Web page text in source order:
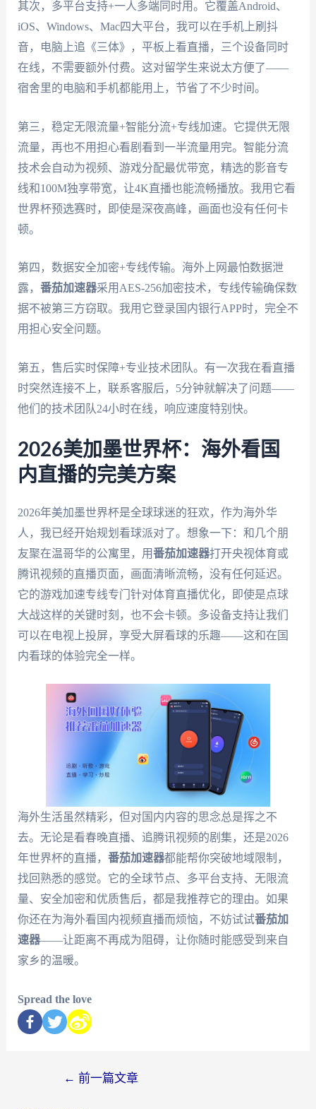
其次，多平台支持+一人多端同时用。它覆盖Android、
iOS、Windows、Mac四大平台，我可以在手机上刷抖
音，电脑上追《三体》，平板上看直播，三个设备同时
在线，不需要额外付费。这对留学生来说太方便了——
宿舍里的电脑和手机都能用上，节省了不少时间。
第三，稳定无限流量+智能分流+专线加速。它提供无限
流量，再也不用担心看剧看到一半流量用完。智能分流
技术会自动为视频、游戏分配最优带宽，精选的影音专
线和100M独享带宽，让4K直播也能流畅播放。我用它看
世界杯预选赛时，即使是深夜高峰，画面也没有任何卡
顿。
第四，数据安全加密+专线传输。海外上网最怕数据泄
露， 番茄加速器采用AES-256加密技术，专线传输确保数
据不被第三方窃取。我用它登录国内银行APP时，完全不
用担心安全问题。
第五，售后实时保障+专业技术团队。有一次我在看直播
时突然连接不上，联系客服后，5分钟就解决了问题——
他们的技术团队24小时在线，响应速度特别快。
2026美加墨世界杯：海外看国
内直播的完美方案
2026年美加墨世界杯是全球球迷的狂欢，作为海外华
人，我已经开始规划看球派对了。想象一下：和几个朋
友聚在温哥华的公寓里，用番茄加速器打开央视体育或
腾讯视频的直播页面，画面清晰流畅，没有任何延迟。
它的游戏加速专线专门针对体育直播优化，即使是点球
大战这样的关键时刻，也不会卡顿。多设备支持让我们
可以在电视上投屏，享受大屏看球的乐趣——这和在国
内看球的体验完全一样。
海外生活虽然精彩，但对国内内容的思念总是挥之不
去。无论是看春晚直播、追腾讯视频的剧集，还是2026
年世界杯的直播， 番茄加速器都能帮你突破地域限制，
找回熟悉的感觉。它的全球节点、多平台支持、无限流
量、安全加密和优质售后，都是我推荐它的理由。如果
你还在为海外看国内视频直播而烦恼，不妨试试番茄加
速器——让距离不再成为阻碍，让你随时能感受到来自
家乡的温暖。
Spread the love
← 前一篇文章